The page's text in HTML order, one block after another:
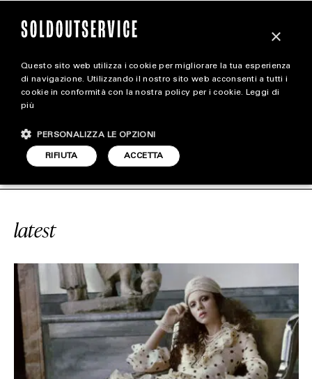
magazine
STYLE
FOOTWEAR
LES DÉBUTS
latest
×
Questo sito web utilizza i cookie per migliorare la tua esperienza
di navigazione. Utilizzando il nostro sito web acconsenti a tutti i
cookie in conformità con la nostra policy per i cookie. Leggi di
più
ACCETTA
RIFIUTA
PERSONALIZZA LE OPZIONI